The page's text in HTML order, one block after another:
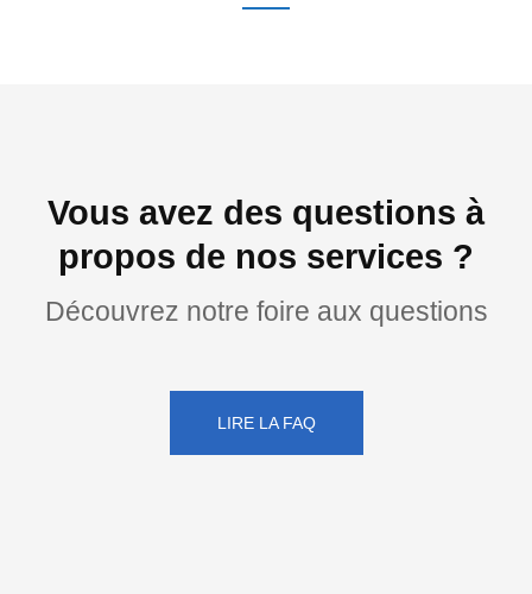
Vous avez des questions à
propos de nos services ?
Découvrez notre foire aux questions
LIRE LA FAQ